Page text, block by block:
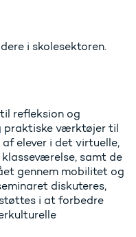
i skolesektoren.
refleksion og
praktiske værktøjer til
elever i det virtuelle,
samt de
gennem mobilitet og
diskuteres,
i at forbedre